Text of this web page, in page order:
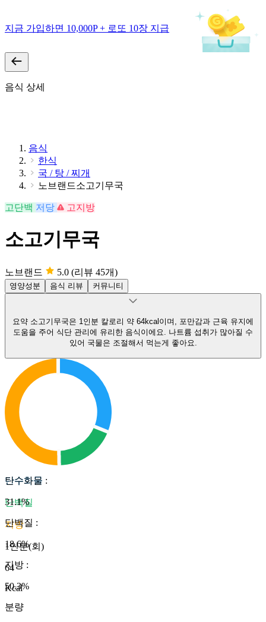
지금 가입하면 10,000P + 로또 10장 지급
음식 상세
음식
한식
국 / 탕 / 찌개
노브랜드소고기무국
고단백 저당 고지방
소고기무국
노브랜드 5.0 (리뷰 45개)
영양성분 음식 리뷰 커뮤니티
요약 소고기무국은 1인분 칼로리 약 64kcal이며, 포만감과 근육 유지에
도움을 주어 식단 관리에 유리한 음식이에요. 나트륨 섭취가 많아질 수
있어 국물은 조절해서 먹는게 좋아요.
탄수화물
단백질
지방
1인분(회)
64
Kcal
탄수화물 :
31.1%
단백질 :
18.6%
지방 :
50.3%
분량